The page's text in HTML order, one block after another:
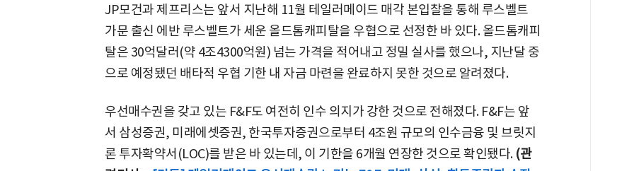
JP모건과 제프리스는 앞서 지난해 11월 테일러메이드 매각 본입찰을 통해 루스벨트
가문 출신 에반 루스벨트가 세운 올드톰캐피탈을 우협으로 선정한 바 있다. 올드톰캐피
탈은 30억달러(약 4조4300억원) 넘는 가격을 적어내고 정밀 실사를 했으나, 지난달 중
으로 예정됐던 배타적 우협 기한 내 자금 마련을 완료하지 못한 것으로 알려졌다.
우선매수권을 갖고 있는 F&F도 여전히 인수 의지가 강한 것으로 전해졌다. F&F는 앞
서 삼성증권, 미래에셋증권, 한국투자증권으로부터 4조원 규모의 인수금융 및 브릿지
론 투자확약서(LOC)를 받은 바 있는데, 이 기한을 6개월 연장한 것으로 확인됐다. (관